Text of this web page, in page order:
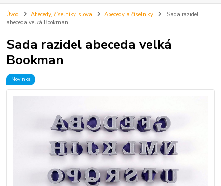
Úvod Abecedy, číselníky, slova Abecedy a číselníky
Sada razidel
abeceda velká Bookman
Sada razidel abeceda velká
Bookman
Novinka